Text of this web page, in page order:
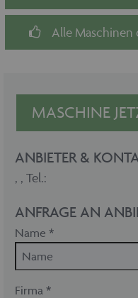
Alle Maschinen
MASCHINE
ANBIETER &
, , Tel.:
ANFRAGE AN
Name *
Firma *